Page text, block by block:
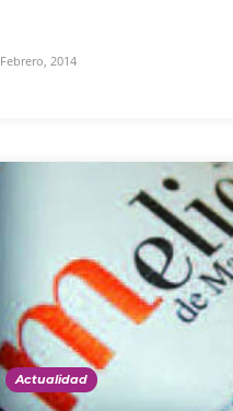
Febrero, 2014
Actualidad